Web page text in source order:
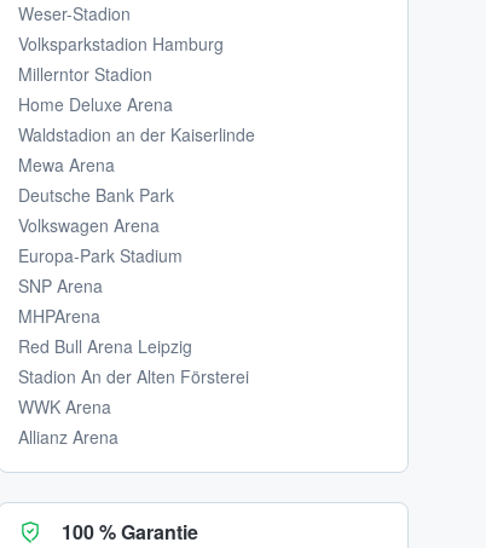
Weser-Stadion
Volksparkstadion Hamburg
Millerntor Stadion
Home Deluxe Arena
Waldstadion an der Kaiserlinde
Mewa Arena
Deutsche Bank Park
Volkswagen Arena
Europa-Park Stadium
SNP Arena
MHPArena
Red Bull Arena Leipzig
Stadion An der Alten Försterei
WWK Arena
Allianz Arena
100 % Garantie